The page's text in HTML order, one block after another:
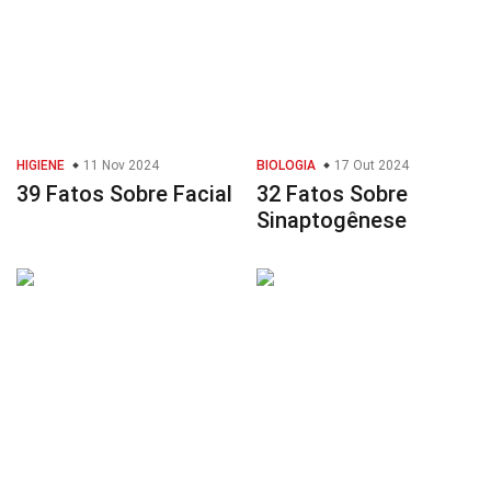
HIGIENE 11 Nov 2024
39 Fatos Sobre Facial
BIOLOGIA 17 Out 2024
32 Fatos Sobre
Sinaptogênese